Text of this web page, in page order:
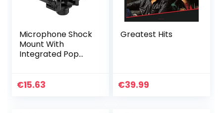
Microphone Shock
Mount With
Integrated Pop
Pop Filter For 21-
€15.63
Greatest Hits
€39.99